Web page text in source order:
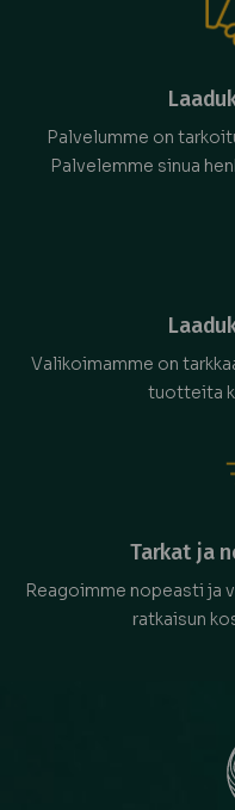
Palvelumme on
Palvelemme sinua
Valikoimamme on
tuotteita
Tarkat ja
Reagoimme nopeasti ja
ratkaisun